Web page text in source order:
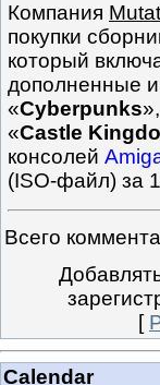
Компания
покупки
который
дополненные
«Cyberpunks
«Castle
консолей
(ISO-файл) за
Всего
[
Calendar